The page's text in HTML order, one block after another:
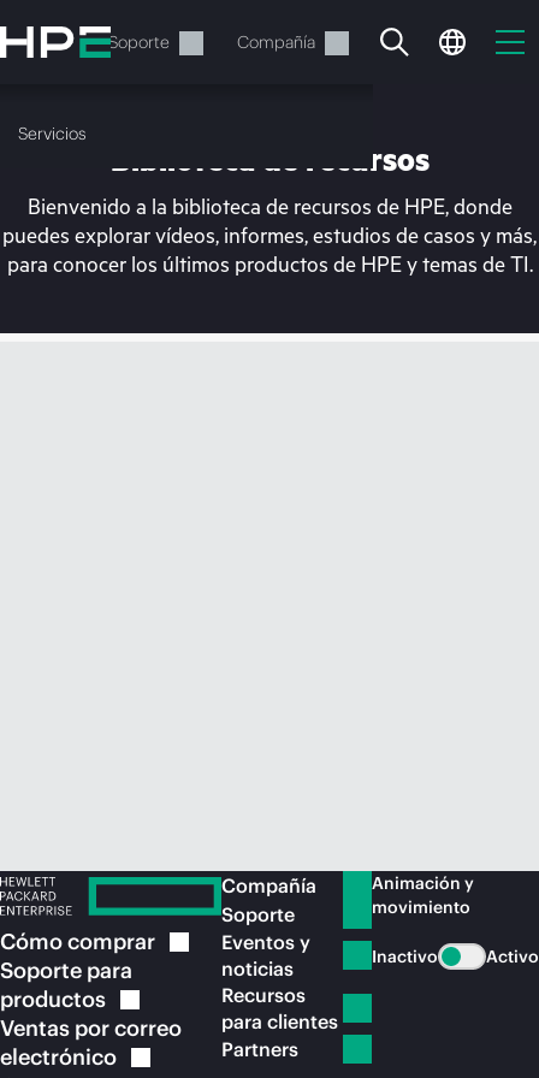
al
contenido
Servicios Soporte Compañía
Servicios
En estos momentos, tu
Biblioteca de recursos
Bienvenido a la biblioteca de recursos de HPE, donde
puedes explorar vídeos, informes, estudios de casos y más,
para conocer los últimos productos de HPE y temas de TI.
Cómocomprar
Soporte para
productos
Ventas por correo
electrónico
Compañía
Soporte
Eventos y
noticias
Recursos
para clientes
Partners
Animación y
movimiento
Inactivo Activo